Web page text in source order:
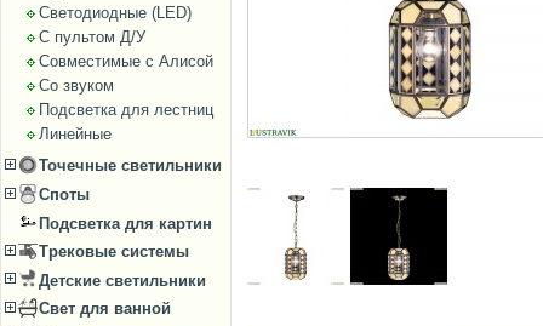
Светодиодные (LED)
С пультом Д/У
Совместимые с Алисой
Со звуком
Подсветка для лестниц
Линейные
Точечные светильники
Споты
Подсветка для картин
Трековые системы
Детские светильники
Свет для ванной